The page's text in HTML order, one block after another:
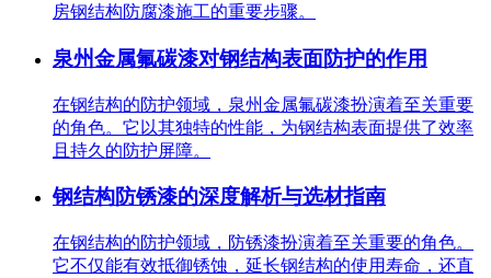
房钢结构防腐漆施工的重要步骤。
泉州金属氟碳漆对钢结构表面防护的作用
在钢结构的防护领域，泉州金属氟碳漆扮演着至关重要
的角色。它以其独特的性能，为钢结构表面提供了效率
且持久的防护屏障。
钢结构防锈漆的深度解析与选材指南
在钢结构的防护领域，防锈漆扮演着至关重要的角色。
它不仅能有效抵御锈蚀，延长钢结构的使用寿命，还直